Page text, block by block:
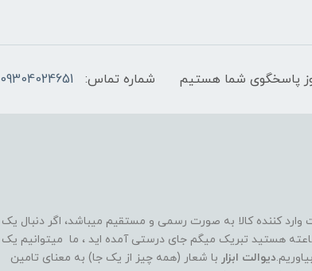
شماره تماس: 09304024651
کننده کالا به صورت رسمی و مستقیم میباشد، اگر دنبال یک
ارزان با پشتیبانی قوی و ۲۴ ساعته هستید تبریک میگم جای درستی آمده اید ، ما میتوانیم یک
دیوالت ابزار با شعار (همه چیز از یک جا) به معنای تامین